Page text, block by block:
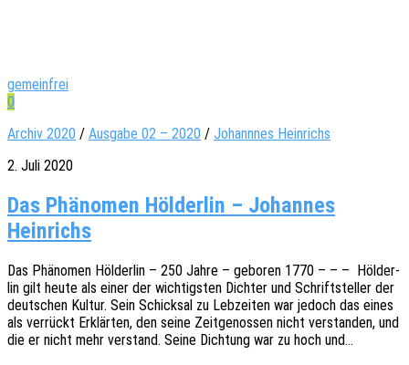
gemeinfrei
0
Archiv 2020 / Ausgabe 02 – 2020 / Johannnes Heinrichs
2. Juli 2020
Das Phänomen Hölderlin – Johannes
Heinrichs
Das Phäno­men Hölder­lin – 250 Jahre – gebo­ren 1770 – – – Hölder­
lin gilt heute als einer der wich­tigs­ten Dich­ter und Schrift­stel­ler der
deut­schen Kultur. Sein Schick­sal zu Lebzei­ten war jedoch das eines
als verrückt Erklär­ten, den seine Zeit­ge­nos­sen nicht verstan­den, und
die er nicht mehr verstand. Seine Dich­tung war zu hoch und…